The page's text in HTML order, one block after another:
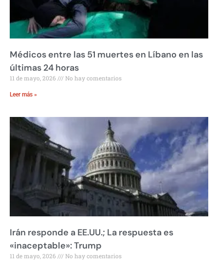
Médicos entre las 51 muertes en Líbano en las
últimas 24 horas
11 de mayo, 2026 No hay comentarios
Leer más »
Irán responde a EE.UU.; La respuesta es
«inaceptable»: Trump
11 de mayo, 2026 No hay comentarios